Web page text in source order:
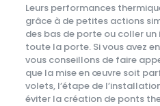
Leurs performances
grâce à de petites actions
des bas de porte ou coller
toute la porte. Si vous avez
vous conseillons de faire
que la mise en œuvre soit
volets, l’étape de
éviter la création de ponts